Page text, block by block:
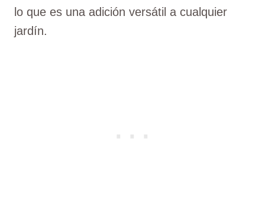
lo que es una adición versátil a cualquier
jardín.